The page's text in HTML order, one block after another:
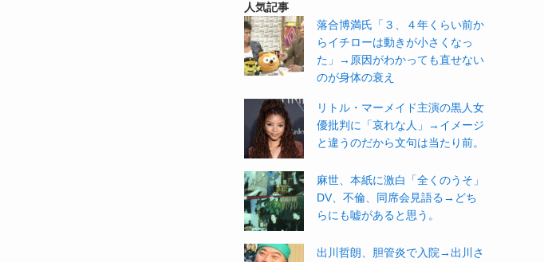
人気記事
落合博満氏「３、４年くらい前か
らイチローは動きが小さくなっ
た」→原因がわかっても直せない
のが身体の衰え
リトル・マーメイド主演の黒人女
優批判に「哀れな人」→イメージ
と違うのだから文句は当たり前。
麻世、本紙に激白「全くのうそ」
DV、不倫、同席会見語る→どち
らにも嘘があると思う。
出川哲朗、胆管炎で入院→出川さ